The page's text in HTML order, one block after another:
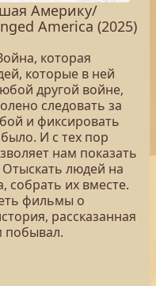
Америку/
America (2025)
которая
которые в ней
другой войне,
следовать за
и фиксировать
И с тех пор
нам показать
людей на
собрать их вместе.
фильмы о
рассказанная
побывал.